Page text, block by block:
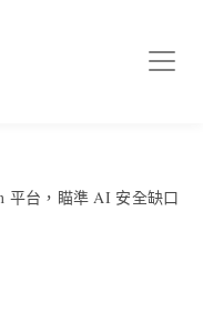
平台，瞄準 AI 安全缺口